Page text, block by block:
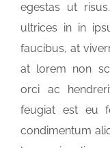
egestas ut
ultrices in in
faucibus, at
at lorem non
orci ac
feugiat est eu
condimentum